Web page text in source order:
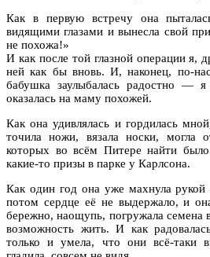
Как в первую встречу она
видящими глазами и вынесла свой
не похожа!»
И как после той глазной операции я,
ней как бы вновь. И, наконец, по-
бабушка заулыбалась радостно —
оказалась на маму похожей.
Как она удивлялась и гордилась
точила ножи, вязала носки, могла
которых во всём Питере найти
какие-то призы в парке у Карлсона.
Как один год она уже махнула рукой
потом сердце её не выдержало, и
бережно, наощупь, погружала семена
возможность жить. И как
только и умела, что они всё-таки